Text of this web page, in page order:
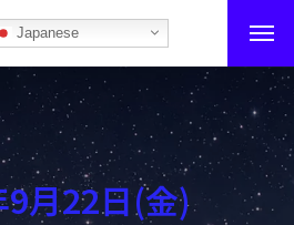
Japanese
！ 月22日(金)